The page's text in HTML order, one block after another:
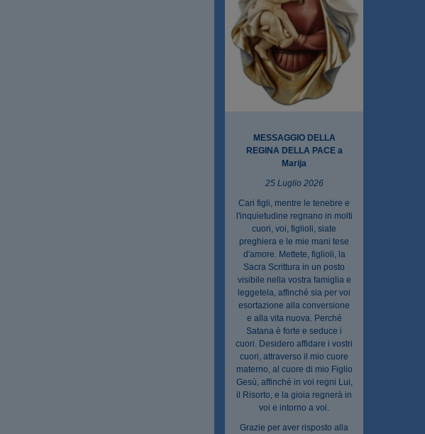
MESSAGGIO DELLA
REGINA DELLA PACE a
Marija
25 Luglio 2026
Cari figli, mentre le tenebre e
l'inquietudine regnano in molti
cuori, voi, figlioli, siate
preghiera e le mie mani tese
d'amore. Mettete, figlioli, la
Sacra Scrittura in un posto
visibile nella vostra famiglia e
leggetela, affinché sia per voi
esortazione alla conversione
e alla vita nuova. Perché
Satana è forte e seduce i
cuori. Desidero affidare i vostri
cuori, attraverso il mio cuore
materno, al cuore di mio Figlio
Gesù, affinché in voi regni Lui,
il Risorto, e la gioia regnerà in
voi e intorno a voi.
Grazie per aver risposto alla